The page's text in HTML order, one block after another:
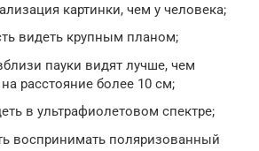
картинки, чем у человека;
видеть крупным планом;
пауки видят лучше, чем
расстояние более 10 см;
в ультрафиолетовом спектре;
воспринимать поляризованный